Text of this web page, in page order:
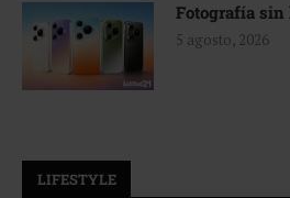
Fotografía
5 agosto, 2026
LIFESTYLE